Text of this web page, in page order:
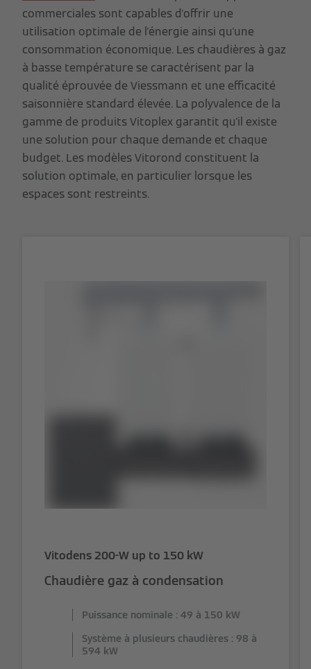
commerciales sont capables d'offrir une
utilisation optimale de l'énergie ainsi qu'une
consommation économique. Les chaudières à gaz
à basse température se caractérisent par la
qualité éprouvée de Viessmann et une efficacité
saisonnière standard élevée. La polyvalence de la
gamme de produits Vitoplex garantit qu'il existe
une solution pour chaque demande et chaque
budget. Les modèles Vitorond constituent la
solution optimale, en particulier lorsque les
espaces sont restreints.
Vitodens 200-W up to 150 kW
Chaudière gaz à condensation
Puissance nominale : 49 à 150 kW
Système à plusieurs chaudières : 98 à
594 kW